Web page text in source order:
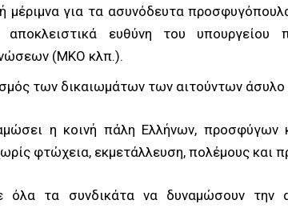
μέριμνα για τα ασυνόδευτα
αποκλειστικά ευθύνη του
(ΜΚΟ κλπ.).
των δικαιωμάτων των αιτούντων άσυλο
η κοινή πάλη Ελλήνων, προσφύγων
φτώχεια, εκμετάλλευση, πολέμους και
όλα τα συνδικάτα να δυναμώσουν την